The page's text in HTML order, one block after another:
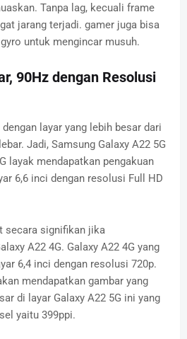
Tanpa lag, kecuali frame
jarang terjadi. gamer juga bisa
untuk mengincar musuh.
90Hz dengan Resolusi
layar yang lebih besar dari
Jadi, Samsung Galaxy A22 5G
layak mendapatkan pengakuan
6,6 inci dengan resolusi Full HD
secara signifikan jika
A22 4G. Galaxy A22 4G yang
6,4 inci dengan resolusi 720p.
mendapatkan gambar yang
di layar Galaxy A22 5G ini yang
yaitu 399ppi.